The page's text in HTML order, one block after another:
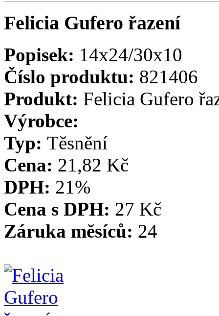
Felicia Gufero řazení
Popisek: 14x24/30x10
Číslo produktu: 821406
Produkt: Felicia Gufero
Výrobce:
Typ: Těsnění
Cena: 21,82 Kč
DPH: 21%
Cena s DPH: 27 Kč
Záruka měsíců: 24